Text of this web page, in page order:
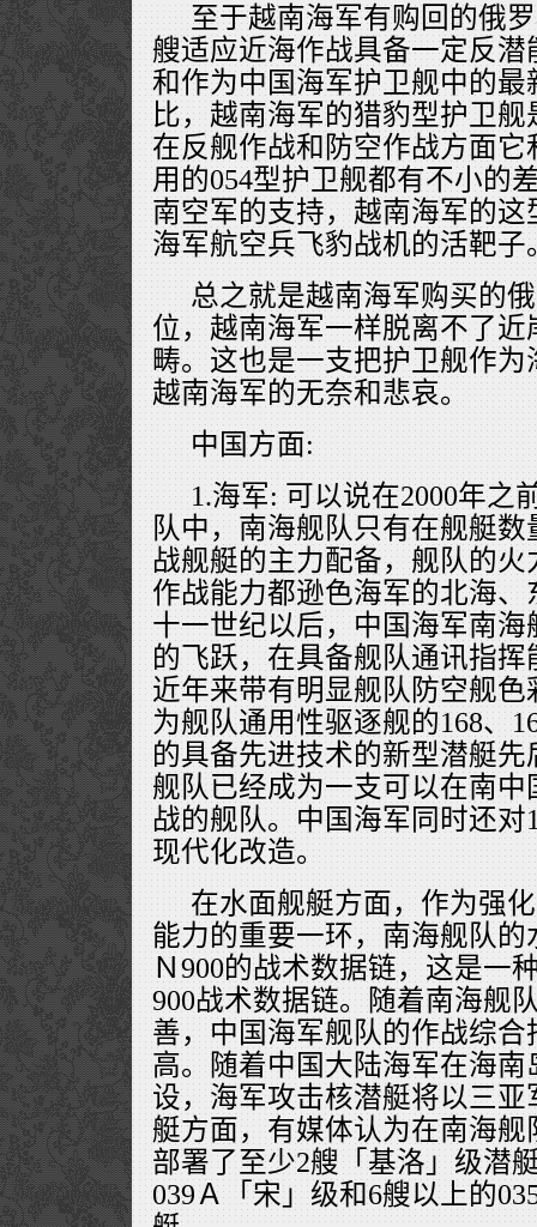
至于越南海军有购回的俄
艘适应近海作战具备一定反
和作为中国海军护卫舰中的最
比，越南海军的猎豹型护卫
在反舰作战和防空作战方面
用的054型护卫舰都有不小的
南空军的支持，越南海军的
海军航空兵飞豹战机的活靶子
总之就是越南海军购买的
位，越南海军一样脱离不了
畴。这也是一支把护卫舰作
越南海军的无奈和悲哀。
中国方面:
1.海军: 可以说在2000年之
队中，南海舰队只有在舰艇
战舰艇的主力配备，舰队的
作战能力都逊色海军的北海
十一世纪以后，中国海军南
的飞跃，在具备舰队通讯指挥
近年来带有明显舰队防空舰色
为舰队通用性驱逐舰的168、
的具备先进技术的新型潜艇
舰队已经成为一支可以在南
战的舰队。中国海军同时还对
现代化改造。
在水面舰艇方面，作为强
能力的重要一环，南海舰队
Ｎ900的战术数据链，这是一
900战术数据链。随着南海舰
善，中国海军舰队的作战综
高。随着中国大陆海军在海
设，海军攻击核潜艇将以三
艇方面，有媒体认为在南海
部署了至少2艘「基洛」级潜
039Ａ「宋」级和6艘以上的